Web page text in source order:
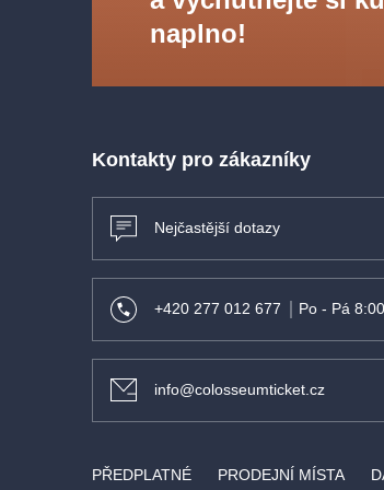
Autor libreta - Antonio Ghislanzoni
- Petar Selem
Kostýmy- Josef Jelínek
naplno!
Kontakty pro zákazníky
Nejčastější dotazy
+420 277 012 677 Po - Pá
info@colosseumticket.cz
PŘEDPLATNÉ PRODEJNÍ MÍSTA